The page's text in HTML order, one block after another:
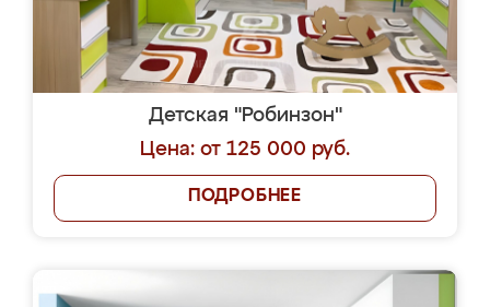
Детская "Робинзон"
Цена: от 125 000 руб.
ПОДРОБНЕЕ